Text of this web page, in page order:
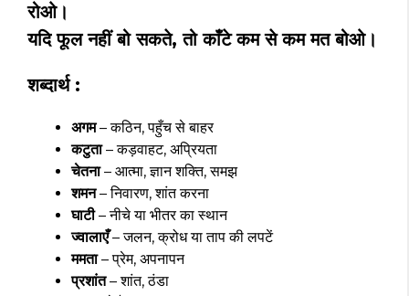
रोओ।
यदि फूल नहीं बो सकते, तो काँटे कम से कम मत बोओ।
शब्दार्थ :
अगम– कठिन, पहुँच से बाहर
कटुता– कड़वाहट, अप्रियता
चेतना– आत्मा, ज्ञान शक्ति, समझ
शमन– निवारण, शांत करना
घाटी– नीचे या भीतर का स्थान
ज्वालाएँ– जलन, क्रोध या ताप की लपटें
ममता– प्रेम, अपनापन
प्रशांत– शांत, ठंडा